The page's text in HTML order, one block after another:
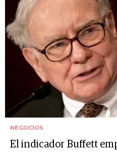
NEGOCIOS
El indicador Buffett